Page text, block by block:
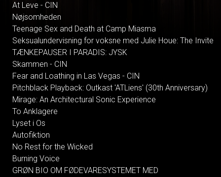
At Leve - CIN
Nøjsomheden
Teenage Sex and Death at Camp Miasma
Seksualundervisning for voksne med Julie Houe: The Invite
TÆNKEPAUSER I PARADIS: JYSK
Skammen - CIN
Fear and Loathing in Las Vegas - CIN
Pitchblack Playback: Outkast 'ATLiens' (30th Anniversary)
Mirage: An Architectural Sonic Experience
To Anklagere
Lyset i Os
Autofiktion
No Rest for the Wicked
Burning Voice
GRØN BIO OM FØDEVARESYSTEMET MED